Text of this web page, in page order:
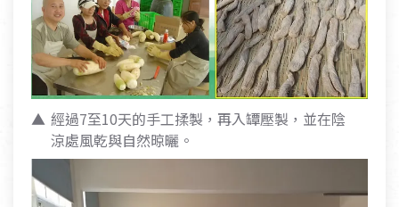
經過7至10天的手工揉製，再入罈壓製，並在陰
涼處風乾與自然晾曬。